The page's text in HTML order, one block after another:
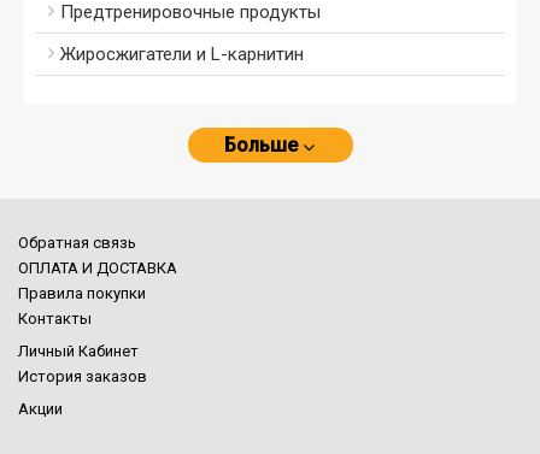
Предтренировочные продукты
Жиросжигатели и L-карнитин
Больше
Обратная связь
ОПЛАТА И ДОСТАВКА
Правила покупки
Контакты
Личный Кабинет
История заказов
Акции